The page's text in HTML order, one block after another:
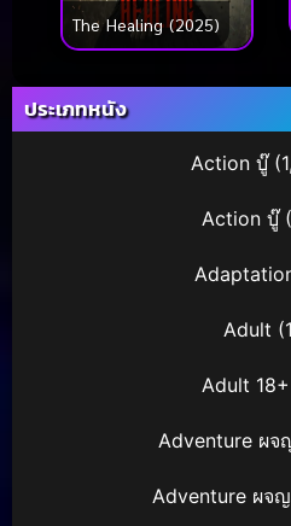
The Healing (2025)
ประเภทหนัง
Action บู๊
Action บู๊
Adult
Adult 18+
Adventure ผจ
Adventure ผจ